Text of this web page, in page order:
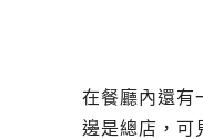
在餐廳內還有
邊是總店，可